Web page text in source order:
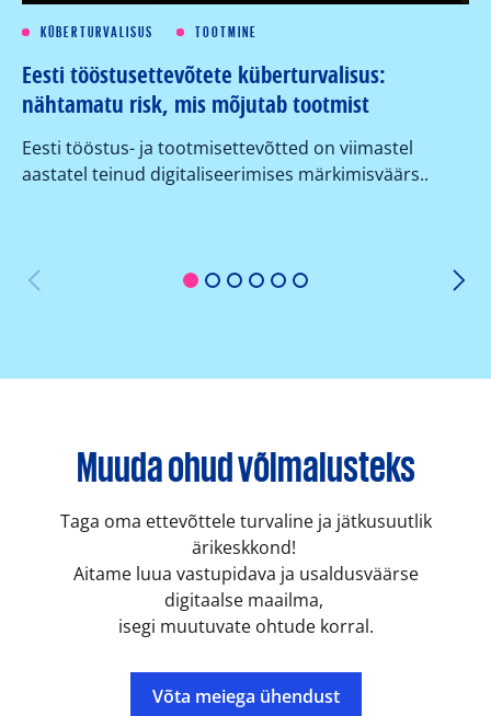
1 2 3 4 5 6
KÜBERTURVALISUS TOOTMINE
Eesti tööstusettevõtete küberturvalisus:
nähtamatu risk, mis mõjutab tootmist
Eesti tööstus- ja tootmisettevõtted on viimastel
aastatel teinud digitaliseerimises märkimisväärs..
Muuda ohud võimalusteks
Taga oma ettevõttele turvaline ja jätkusuutlik
ärikeskkond!
Aitame luua vastupidava ja usaldusväärse
digitaalse maailma,
isegi muutuvate ohtude korral.
Võta meiega ühendust